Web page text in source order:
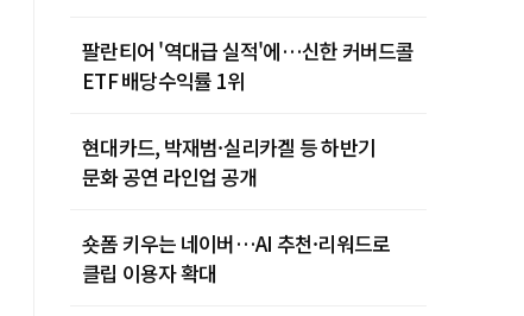
팔란티어 '역대급 실적'에…신한 커버드콜
ETF 배당수익률 1위
현대카드, 박재범·실리카겔 등 하반기
문화 공연 라인업 공개
숏폼 키우는 네이버…AI 추천·리워드로
클립 이용자 확대